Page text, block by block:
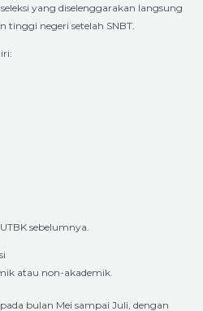
yang diselenggarakan langsung
negeri setelah SNBT.
sebelumnya.
atau non-akademik.
bulan Mei sampai Juli, dengan